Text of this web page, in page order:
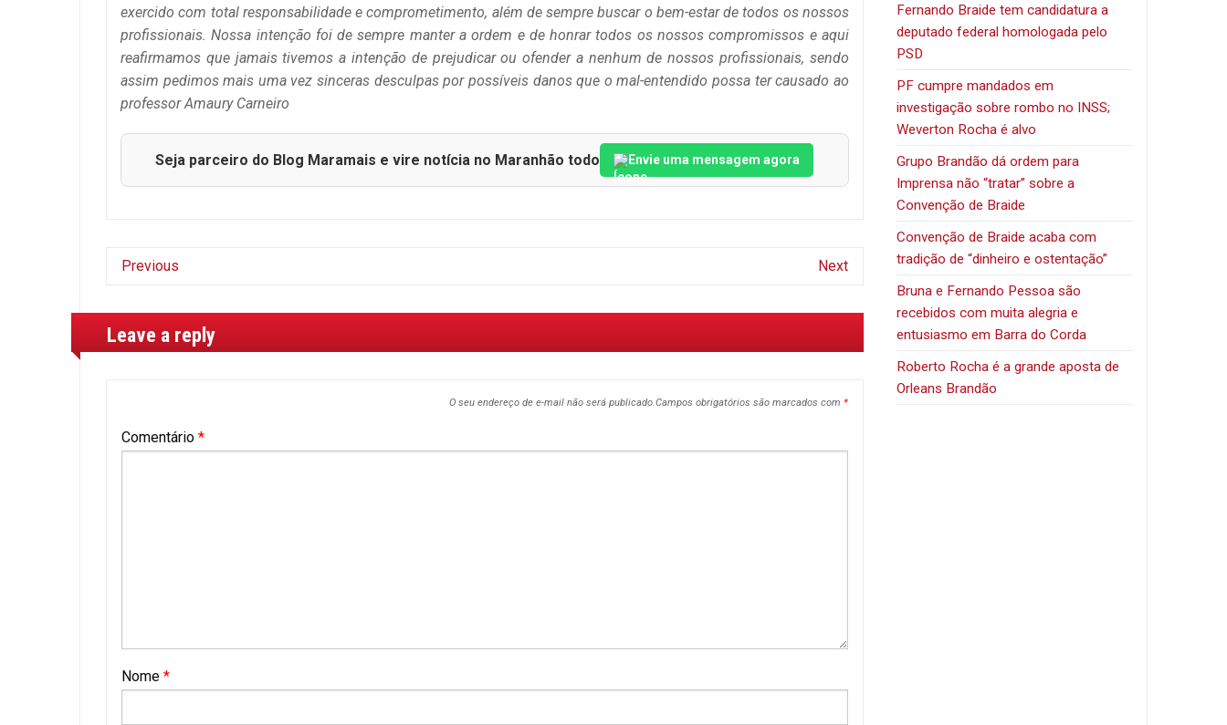
exercido com total responsabilidade e comprometimento, além de sempre buscar o bem-estar de todos os nossos
profissionais. Nossa intenção foi de sempre manter a ordem e de honrar todos os nossos compromissos e aqui
reafirmamos que jamais tivemos a intenção de prejudicar ou ofender a nenhum de nossos profissionais, sendo
assim pedimos mais uma vez sinceras desculpas por possíveis danos que o mal-entendido possa ter causado ao
professor Amaury Carneiro
Seja parceiro do Blog Maramais e vire notícia no Maranhão todo Envie uma mensagem agora
Previous Next
Leave a reply
O seu endereço de e-mail não será publicado.Campos obrigatórios são marcados com *
Comentário *
Nome *
Fernando Braide tem candidatura a
deputado federal homologada pelo
PSD
PF cumpre mandados em
investigação sobre rombo no INSS;
Weverton Rocha é alvo
Grupo Brandão dá ordem para
Imprensa não “tratar” sobre a
Convenção de Braide
Convenção de Braide acaba com
tradição de “dinheiro e ostentação”
Bruna e Fernando Pessoa são
recebidos com muita alegria e
entusiasmo em Barra do Corda
Roberto Rocha é a grande aposta de
Orleans Brandão